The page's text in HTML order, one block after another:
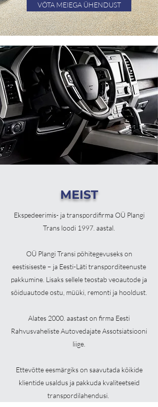
VÕTA MEIEGA ÜHENDUST
MEIST
Ekspedeerimis- ja transpordifirma OÜ Plangi
Trans loodi 1997. aastal.
OÜ Plangi Transi põhitegevuseks on
eestisiseste – ja Eesti-Läti transporditeenuste
pakkumine. Lisaks sellele teostab veoautode ja
sõiduautode ostu, müüki, remonti ja hooldust.
Alates 2000. aastast on firma Eesti
Rahvusvaheliste Autovedajate Assotsiatsiooni
liige.
Ettevõtte eesmärgiks on saavutada kõikide
klientide usaldus ja pakkuda kvaliteetseid
transpordilahendusi.